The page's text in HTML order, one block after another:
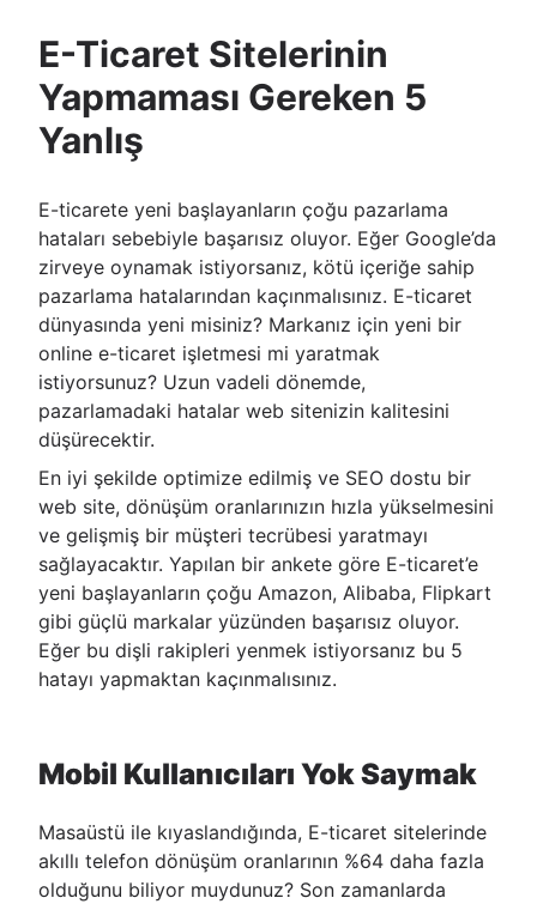
E-Ticaret Sitelerinin
Yapmaması Gereken 5
Yanlış
E-ticarete yeni başlayanların çoğu pazarlama
hataları sebebiyle başarısız oluyor. Eğer Google’da
zirveye oynamak istiyorsanız, kötü içeriğe sahip
pazarlama hatalarından kaçınmalısınız. E-ticaret
dünyasında yeni misiniz? Markanız için yeni bir
online e-ticaret işletmesi mi yaratmak
istiyorsunuz? Uzun vadeli dönemde,
pazarlamadaki hatalar web sitenizin kalitesini
düşürecektir.
En iyi şekilde optimize edilmiş ve SEO dostu bir
web site, dönüşüm oranlarınızın hızla yükselmesini
ve gelişmiş bir müşteri tecrübesi yaratmayı
sağlayacaktır. Yapılan bir ankete göre E-ticaret’e
yeni başlayanların çoğu Amazon, Alibaba, Flipkart
gibi güçlü markalar yüzünden başarısız oluyor.
Eğer bu dişli rakipleri yenmek istiyorsanız bu 5
hatayı yapmaktan kaçınmalısınız.
Mobil Kullanıcıları Yok Saymak
Masaüstü ile kıyaslandığında, E-ticaret sitelerinde
akıllı telefon dönüşüm oranlarının %64 daha fazla
olduğunu biliyor muydunuz? Son zamanlarda